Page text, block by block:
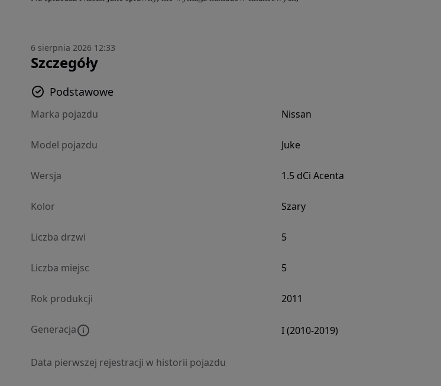
6 sierpnia 2026 12:33
Szczegóły
Podstawowe
Marka pojazdu Nissan
Model pojazdu Juke
Wersja 1.5 dCi Acenta
Kolor Szary
Liczba drzwi 5
Liczba miejsc 5
Rok produkcji 2011
Generacja I (2010-2019)
Data pierwszej rejestracji w historii pojazdu